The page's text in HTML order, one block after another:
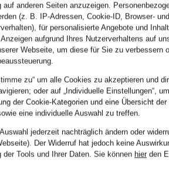
T-Shirt
RASMUS
UNISEX
auf anderen Seiten anzuzeigen.
(z. B. IP-Adressen, Cookie-ID, Browser-
für personalisierte Angebote und
aufgrund Ihres Nutzerverhaltens auf
Webseite, um diese für Sie zu verbessern
zu“ um alle Cookies zu akzeptieren und
oder auf „Individuelle Einstellungen“,
der Cookie-Kategorien und eine Übersicht
eine individuelle Auswahl zu treffen.
jederzeit nachträglich ändern oder
Der Widerruf hat jedoch keine
der Tools und Ihrer Daten. Sie können hier den